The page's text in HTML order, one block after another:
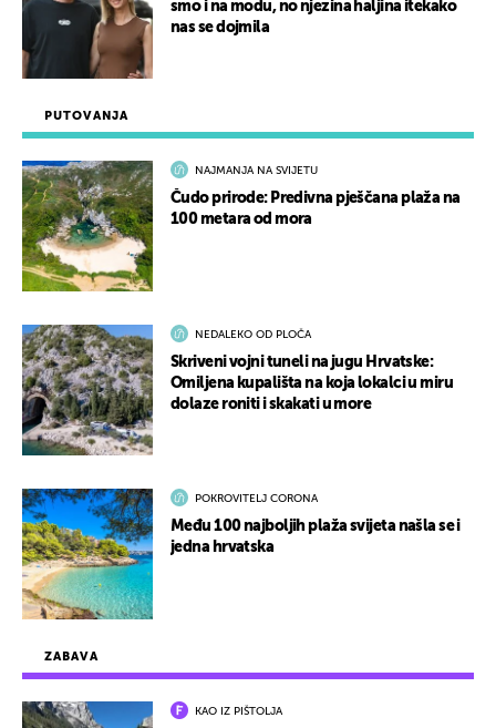
ZABAVA
KAO IZ PIŠTOLJA
PUTOVANJA
NAJMANJA NA SVIJETU
Čudo prirode: Predivna pješčana plaža na
100 metara od mora
NEDALEKO OD PLOČA
Skriveni vojni tuneli na jugu Hrvatske:
Omiljena kupališta na koja lokalci u miru
dolaze roniti i skakati u more
POKROVITELJ CORONA
Među 100 najboljih plaža svijeta našla se i
jedna hrvatska
smo i na modu, no njezina haljina itekako
nas se dojmila